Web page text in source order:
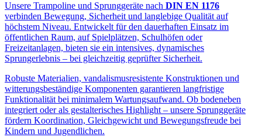
Unsere Trampoline und Sprunggeräte nach DIN EN 1176
verbinden Bewegung, Sicherheit und langlebige Qualität auf
höchstem Niveau. Entwickelt für den dauerhaften Einsatz im
öffentlichen Raum, auf Spielplätzen, Schulhöfen oder
Freizeitanlagen, bieten sie ein intensives, dynamisches
Sprungerlebnis – bei gleichzeitig geprüfter Sicherheit.
Robuste Materialien, vandalismusresistente Konstruktionen und
witterungsbeständige Komponenten garantieren langfristige
Funktionalität bei minimalem Wartungsaufwand. Ob bodeneben
integriert oder als gestalterisches Highlight – unsere Sprunggeräte
fördern Koordination, Gleichgewicht und Bewegungsfreude bei
Kindern und Jugendlichen.